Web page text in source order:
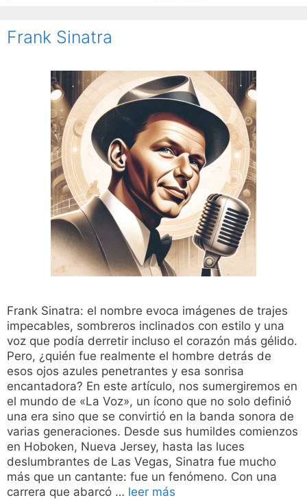
Frank Sinatra
Frank Sinatra: el nombre evoca imágenes de trajes
impecables, sombreros inclinados con estilo y una
voz que podía derretir incluso el corazón más gélido.
Pero, ¿quién fue realmente el hombre detrás de
esos ojos azules penetrantes y esa sonrisa
encantadora? En este artículo, nos sumergiremos en
el mundo de «La Voz», un ícono que no solo definió
una era sino que se convirtió en la banda sonora de
varias generaciones. Desde sus humildes comienzos
en Hoboken, Nueva Jersey, hasta las luces
deslumbrantes de Las Vegas, Sinatra fue mucho
más que un cantante: fue un fenómeno. Con una
carrera que abarcó … leer más